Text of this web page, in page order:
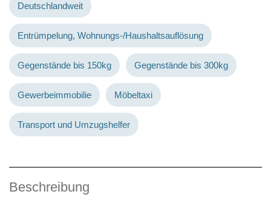
Deutschlandweit
Entrümpelung, Wohnungs-/Haushaltsauflösung
Gegenstände bis 150kg Gegenstände bis 300kg
Gewerbeimmobilie Möbeltaxi
Transport und Umzugshelfer
Beschreibung